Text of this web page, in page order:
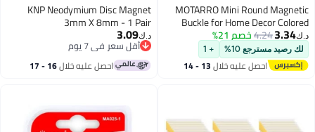
MOTARRO
Buckle for
+ 1
13 - 14
KNP Neodymium Disc Magnet
3mm X 8mm - 1 Pair
د.ك‏ 3.09
أقل سعر في 7 يوم
أقل سعر في 7 يوم
احصل عليه خلال 16 - 17